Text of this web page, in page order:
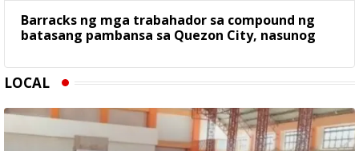
Barracks ng mga trabahador sa compound ng
batasang pambansa sa Quezon City, nasunog
LOCAL